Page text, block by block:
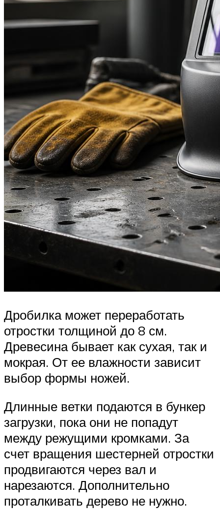
Дробилка может переработать
отростки толщиной до 8 см.
Древесина бывает как сухая, так и
мокрая. От ее влажности зависит
выбор формы ножей.
Длинные ветки подаются в бункер
загрузки, пока они не попадут
между режущими кромками. За
счет вращения шестерней отростки
продвигаются через вал и
нарезаются. Дополнительно
проталкивать дерево не нужно.